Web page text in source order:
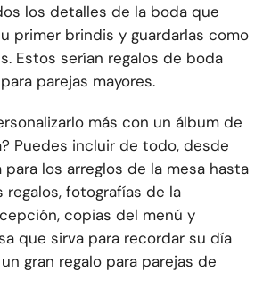
los detalles de la boda que
primer brindis y guardarlas como
Estos serían regalos de boda
parejas mayores.
más con un álbum de
Puedes incluir de todo, desde
los arreglos de la mesa hasta
regalos, fotografías de la
copias del menú y
que sirva para recordar su día
gran regalo para parejas de